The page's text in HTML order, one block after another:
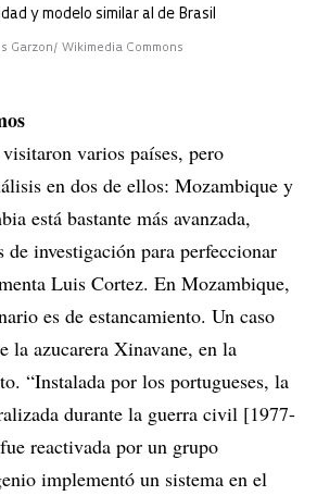
y modelo similar al de Brasil
Garzon/ Wikimedia Commons
varios países, pero
en dos de ellos: Mozambique y
está bastante más avanzada,
de investigación para perfeccionar
Luis Cortez. En Mozambique,
es de estancamiento. Un caso
la azucarera Xinavane, en la
“Instalada por los portugueses, la
durante la guerra civil [1977-
reactivada por un grupo
implementó un sistema en el